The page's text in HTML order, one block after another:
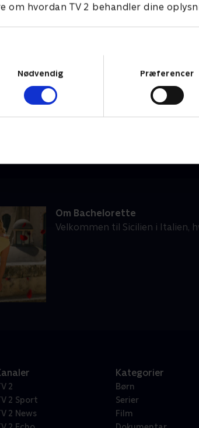
om hvordan TV 2 behandler dine
Nødvendig
Præferencer
Om Bachelorette
Velkommen til Sicilien i Italien,
2
2 Sport
2 News
Kategorier
Børn
Serier
Film